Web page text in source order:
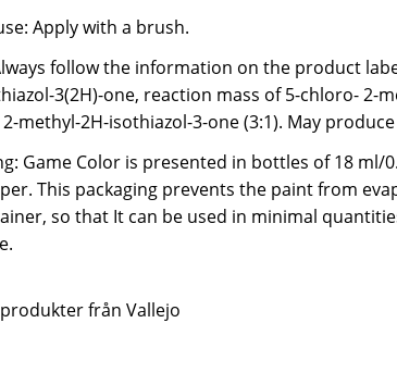
Apply with a brush.
follow the information on the product
3(2H)-one, reaction mass of 5-chloro- 2-
methyl-2H-isothiazol-3-one (3:1). May
Game Color is presented in bottles of 18 ml/
This packaging prevents the paint from
so that It can be used in minimal
från Vallejo